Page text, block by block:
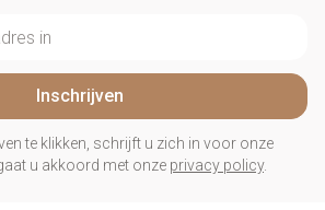
Inschrijven
te klikken, schrijft u zich in voor onze
u akkoord met onze privacy policy.